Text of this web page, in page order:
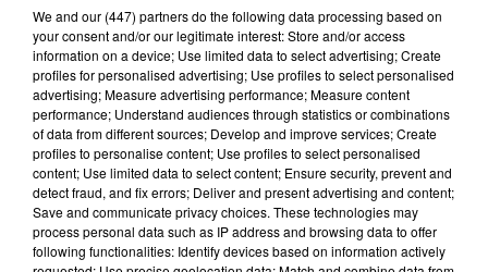
BLOIS (41) - CONFÉRENCE : « SOYEZ
MAUDITS ! »
Jeudi 4 février 2027 à 14h30 à l'auditorium Samuel
Paty, bibliothèque Abbé-Grégoire de Blois (Loir-et-
Cher) : « Soyez maudits ! » Les malédictions
déposées...
We and our (447) partnersdo the following data processing based on
your consent and/or our legitimate interest: Store and/or access
information on a device; Use limited data to select advertising; Create
profiles for personalised advertising; Use profiles to select personalised
advertising; Measure advertising performance; Measure content
performance; Understand audiences through statistics or combinations
of data from different sources; Develop and improve services; Create
profiles to personalise content; Use profiles to select personalised
content; Use limited data to select content; Ensure security, prevent and
detect fraud, and fix errors; Deliver and present advertising and content;
Save and communicate privacy choices. These technologies may
process personal data such as IP address and browsing data to offer
following functionalities: Identify devices based on information actively